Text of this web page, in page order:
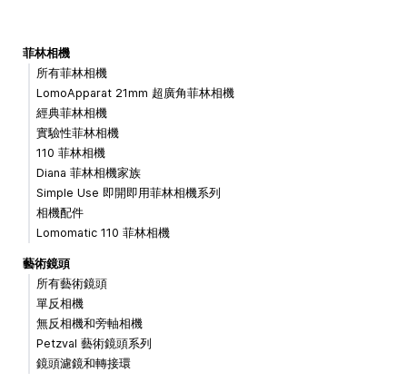
菲林相機
所有菲林相機
LomoApparat 21mm 超廣角菲林相機
經典菲林相機
實驗性菲林相機
110 菲林相機
Diana 菲林相機家族
Simple Use 即開即用菲林相機系列
相機配件
Lomomatic 110 菲林相機
藝術鏡頭
所有藝術鏡頭
單反相機
無反相機和旁軸相機
Petzval 藝術鏡頭系列
鏡頭濾鏡和轉接環